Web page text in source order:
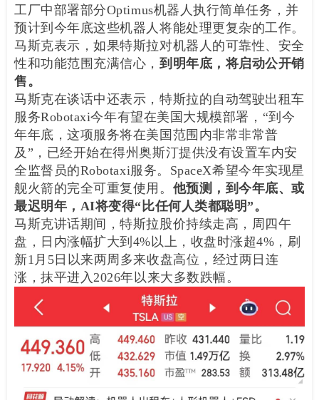
工厂中部署部分Optimus机器人执行简单任务，并
预计到今年底这些机器人将能处理更复杂的工作。
马斯克表示，如果特斯拉对机器人的可靠性、安全
性和功能范围充满信心， 到明年底，将启动公开销
售。
马斯克在谈话中还表示，特斯拉的自动驾驶出租车
服务Robotaxi今年有望在美国大规模部署，“到今
年年底，这项服务将在美国范围内非常非常普
及”，已经开始在得州奥斯汀提供没有设置车内安
全监督员的Robotaxi服务。SpaceX希望今年实现星
舰火箭的完全可重复使用。 他预测，到今年底、或
最迟明年，AI将变得“比任何人类都聪明”。
马斯克讲话期间，特斯拉股价持续走高，周四午
盘，日内涨幅扩大到4%以上，收盘时涨超4%，刷
新1月5日以来两周多来收盘高位，经过两日连
涨，抹平进入2026年以来大多数跌幅。